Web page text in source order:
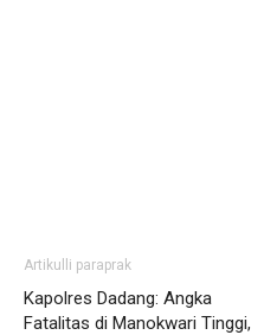
Artikulli paraprak
Kapolres Dadang: Angka
Fatalitas di Manokwari Tinggi,